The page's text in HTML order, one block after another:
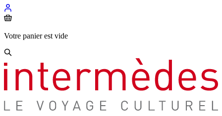
Votre panier est vide